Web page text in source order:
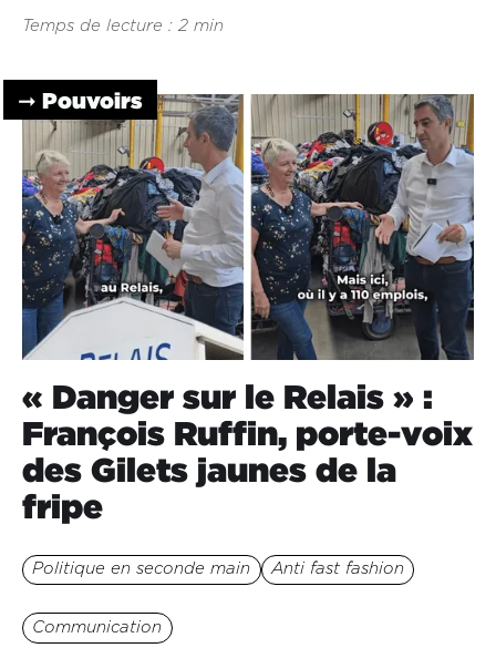
Temps de lecture : 2 min
➞ Pouvoirs
« Danger sur le Relais » :
François Ruffin, porte-voix
des Gilets jaunes de la
fripe
Politique en seconde main Anti fast fashion
Communication